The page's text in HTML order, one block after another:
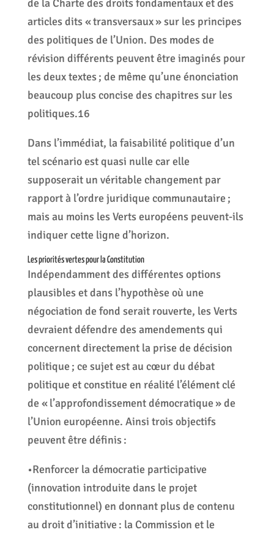
de la Charte des droits fondamentaux et des
articles dits « transversaux » sur les principes
des politiques de l’Union. Des modes de
révision différents peuvent être imaginés pour
les deux textes ; de même qu’une énonciation
beaucoup plus concise des chapitres sur les
politiques.16
Dans l’immédiat, la faisabilité politique d’un
tel scénario est quasi nulle car elle
supposerait un véritable changement par
rapport à l’ordre juridique communautaire ;
mais au moins les Verts européens peuvent-ils
indiquer cette ligne d’horizon.
Les priorités vertes pour la Constitution
Indépendamment des différentes options
plausibles et dans l’hypothèse où une
négociation de fond serait rouverte, les Verts
devraient défendre des amendements qui
concernent directement la prise de décision
politique ; ce sujet est au cœur du débat
politique et constitue en réalité l’élément clé
de « l’approfondissement démocratique » de
l’Union européenne. Ainsi trois objectifs
peuvent être définis :
•Renforcer la démocratie participative
(innovation introduite dans le projet
constitutionnel) en donnant plus de contenu
au droit d’initiative : la Commission et le